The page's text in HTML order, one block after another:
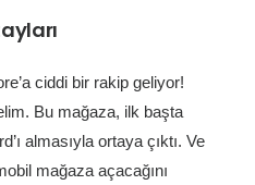
ciddi bir rakip geliyor!
Bu mağaza, ilk başta
almasıyla ortaya çıktı. Ve
mağaza açacağını